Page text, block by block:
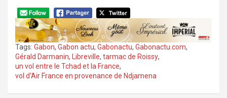
Tags: Gabon, Gabon actu, Gabonactu, Gabonactu.com,
Gérald Darmanin, Libreville, tarmac de Roissy,
un vol entre le Tchad et la France,
vol d'Air France en provenance de Ndjamena